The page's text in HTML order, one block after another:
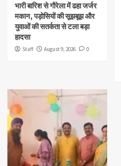
भारी बारिश से गौरेला में ढहा जर्जर
मकान, पड़ोसियों की सूझबूझ और
युवाओं की सतर्कता से टला बड़ा
हादसा
Staff August 9, 2026 0